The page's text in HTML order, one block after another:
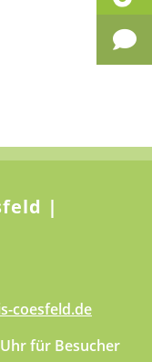
|
coesfeld.de
für Besucher